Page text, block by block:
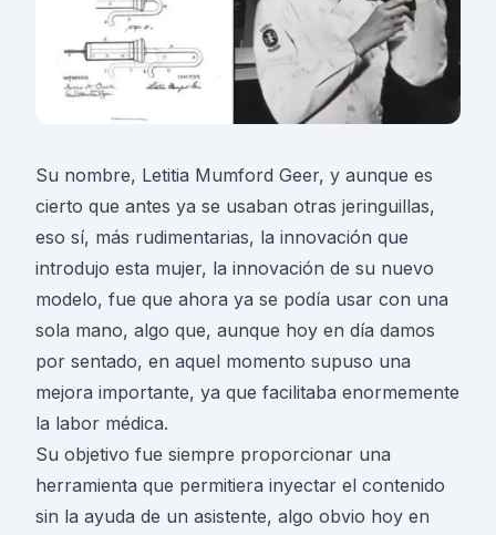
Su nombre, Letitia Mumford Geer, y aunque es
cierto que antes ya se usaban otras jeringuillas,
eso sí, más rudimentarias, la innovación que
introdujo esta mujer, la innovación de su nuevo
modelo, fue que ahora ya se podía usar con una
sola mano, algo que, aunque hoy en día damos
por sentado, en aquel momento supuso una
mejora importante, ya que facilitaba enormemente
la labor médica.
Su objetivo fue siempre proporcionar una
herramienta que permitiera inyectar el contenido
sin la ayuda de un asistente, algo obvio hoy en